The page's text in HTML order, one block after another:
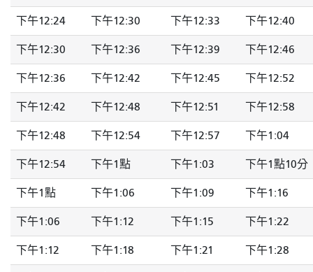
下午12:24 下午12:30 下午12:33 下午12:40
下午12:30 下午12:36 下午12:39 下午12:46
下午12:36 下午12:42 下午12:45 下午12:52
下午12:42 下午12:48 下午12:51 下午12:58
下午12:48 下午12:54 下午12:57 下午1:04
下午12:54 下午1點 下午1:03 下午1點10分
下午1點 下午1:06 下午1:09 下午1:16
下午1:06 下午1:12 下午1:15 下午1:22
下午1:12 下午1:18 下午1:21 下午1:28